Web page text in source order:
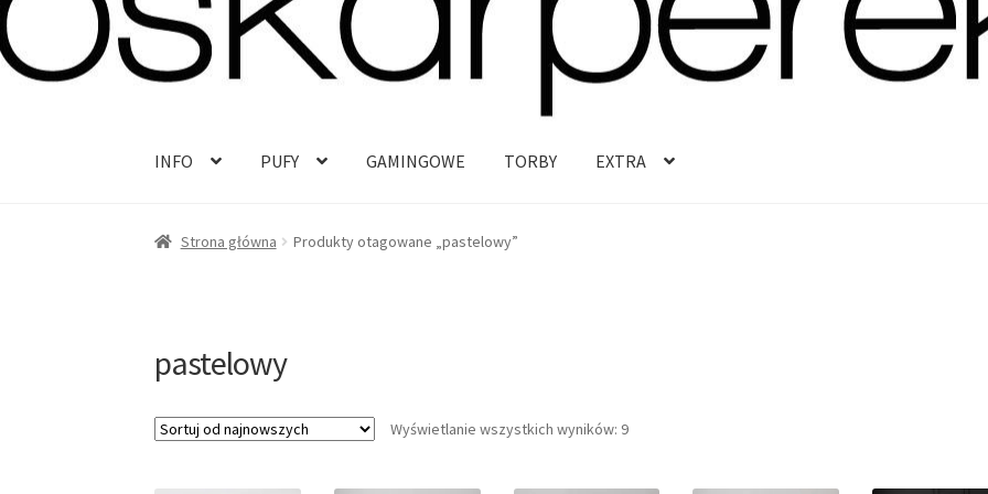
Przejdź
do
Przejdź
do
INFO PUFY GAMINGOWE TORBY EXTRA
Strona główna Produkty otagowane „pastelowy”
pastelowy
Wyświetlanie wszystkich wyników: 9Posortowane